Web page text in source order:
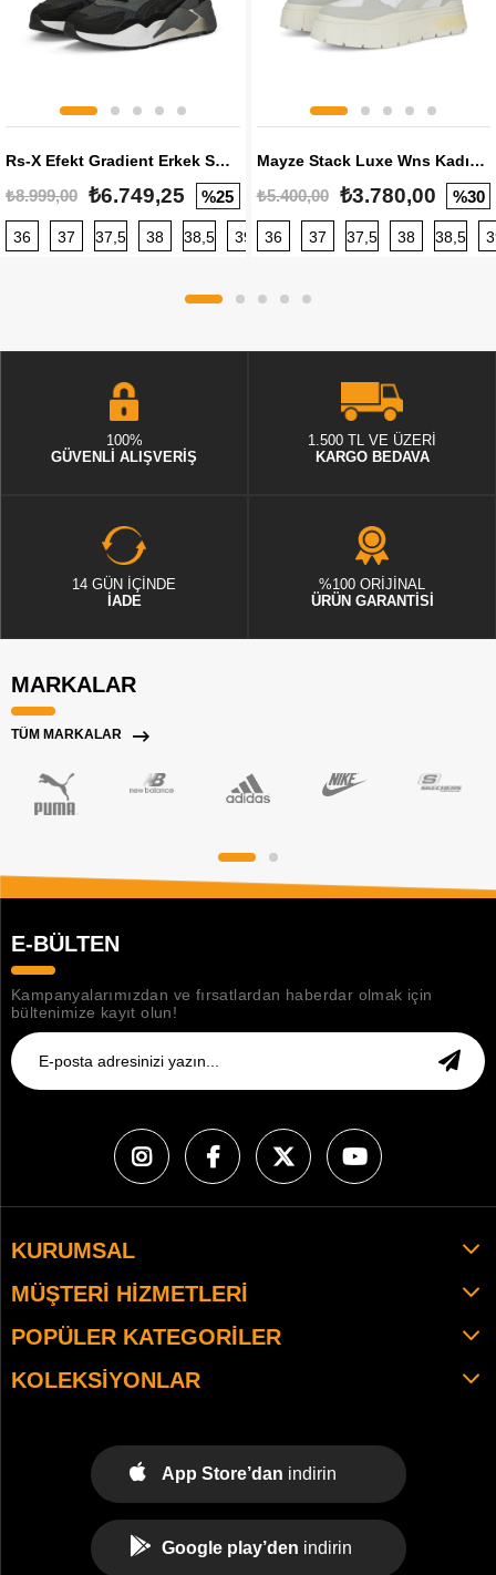
Rs-X Efekt Gradient Erkek Sneaker
₺8.999,00 ₺6.749,25 %25
36 37 37,5 38 38,5 39 40 40,5 41 42 42,5
Mayze Stack Luxe Wns Kadın Sneaker
₺5.400,00 ₺3.780,00 %30
36 37 37,5 38 38,5
100%
GÜVENLİ ALIŞVERİŞ
1.500 TL VE ÜZERİ
KARGO BEDAVA
14 GÜN İÇİNDE
İADE
%100 ORİJİNAL
ÜRÜN GARANTİSİ
MARKALAR
TÜM MARKALAR
E-BÜLTEN
Kampanyalarımızdan ve fırsatlardan haberdar olmak için
bültenimize kayıt olun!
KURUMSAL
MÜŞTERI HIZMETLERI
POPÜLER KATEGORILER
KOLEKSIYONLAR
App Store’dan indirin
Google play’den indirin